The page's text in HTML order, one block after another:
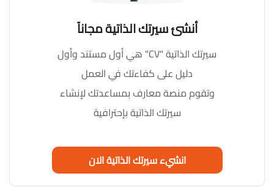
أنشئ سيرتك الذاتية مجاناً
سيرتك الذاتية "CV" هي أول مستند وأول
دليل على كفاءتك في العمل
وتقوم منصة معارف بمساعدتك لإنشاء
سيرتك الذاتية بإحترافية
انشيء سيرتك الذاتية الان